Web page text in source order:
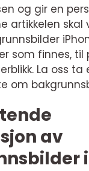
og gir en
artikkelen skal
som finnes,
La oss
om
av